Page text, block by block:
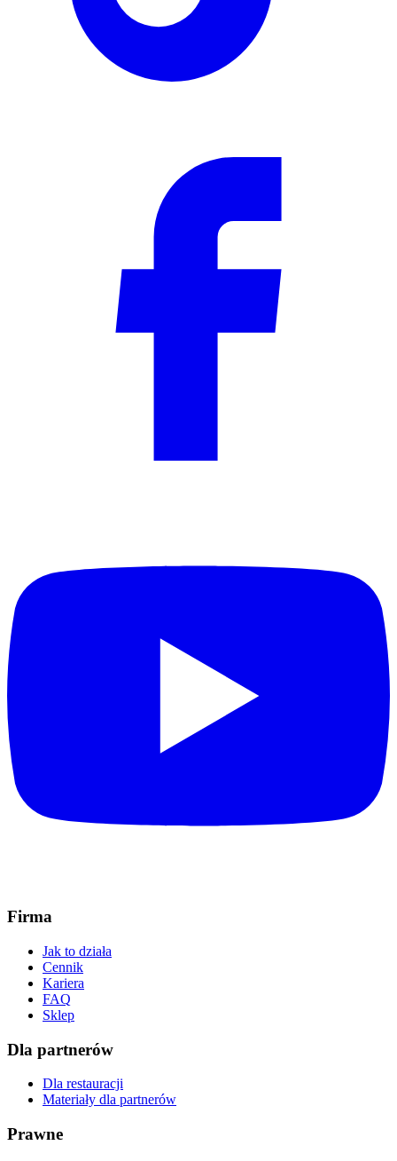
Firma
Jak to działa
Cennik
Kariera
FAQ
Sklep
Dla partnerów
Dla restauracji
Materiały dla partnerów
Prawne